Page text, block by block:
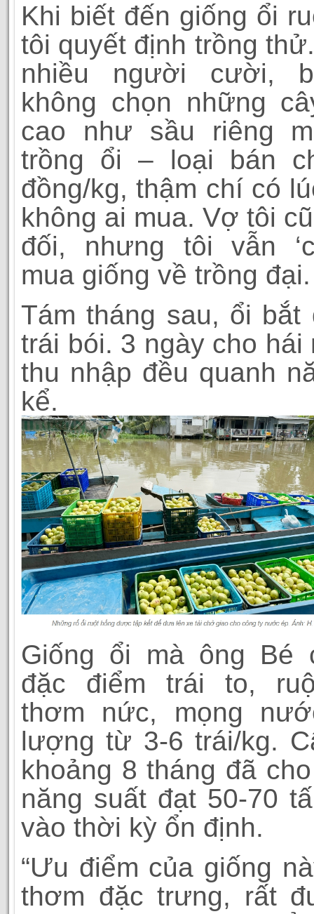
Khi biết đến giống ổi
tôi quyết định trồng
nhiều người cười,
không chọn những
cao như sầu riêng
trồng ổi – loại bán
đồng/kg, thậm chí có
không ai mua. Vợ tôi
đối, nhưng tôi vẫn
mua giống về trồng đại.
Tám tháng sau, ổi bắt
trái bói. 3 ngày cho hái
thu nhập đều quanh
kể.
Giống ổi mà ông Bé
đặc điểm trái to,
thơm nức, mọng
lượng từ 3-6 trái/kg.
khoảng 8 tháng đã
năng suất đạt 50-70
vào thời kỳ ổn định.
“Ưu điểm của giống
thơm đặc trưng, rất